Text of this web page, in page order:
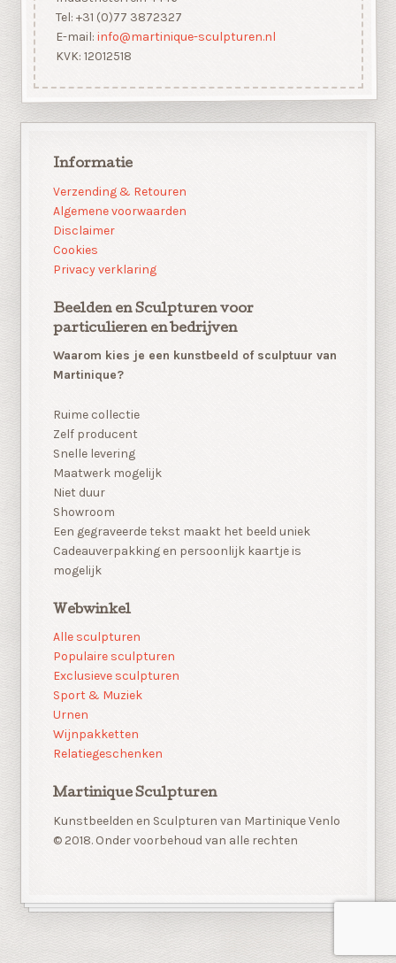
Tel: +31 (0)77 3872327
E-mail: info@martinique-sculpturen.nl
KVK: 12012518
Informatie
Verzending & Retouren
Algemene voorwaarden
Disclaimer
Cookies
Privacy verklaring
Beelden en Sculpturen voor
particulieren en bedrijven
Waarom kies je een kunstbeeld of sculptuur van
Martinique?
Ruime collectie
Zelf producent
Snelle levering
Maatwerk mogelijk
Niet duur
Showroom
Een gegraveerde tekst maakt het beeld uniek
Cadeauverpakking en persoonlijk kaartje is
mogelijk
Webwinkel
Alle sculpturen
Populaire sculpturen
Exclusieve sculpturen
Sport & Muziek
Urnen
Wijnpakketten
Relatiegeschenken
Martinique Sculpturen
Kunstbeelden en Sculpturen van Martinique Venlo
© 2018. Onder voorbehoud van alle rechten